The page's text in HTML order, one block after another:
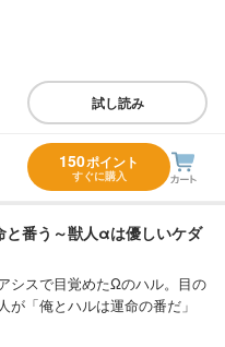
試し読み
150ポイント
すぐに購入
と番う～獣人αは優しいケダ
シスで目覚めたΩのハル。目の
が「俺とハルは運命の番だ」